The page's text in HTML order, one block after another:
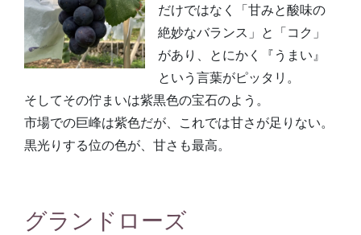
だけではなく「甘みと酸味の
絶妙なバランス」と「コク」
があり、とにかく『うまい』
という言葉がピッタリ。
そしてその佇まいは紫黒色の宝石のよう。
市場での巨峰は紫色だが、これでは甘さが足りない。
黒光りする位の色が、甘さも最高。
グランドローズ